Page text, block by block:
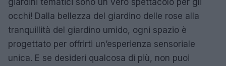
occhi! Dalla bellezza del giardino delle rose alla
tranquillità del giardino umido, ogni spazio è
progettato per offrirti un’esperienza sensoriale
unica. E se desideri qualcosa di più, non puoi